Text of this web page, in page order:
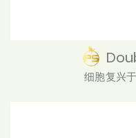
细胞复兴